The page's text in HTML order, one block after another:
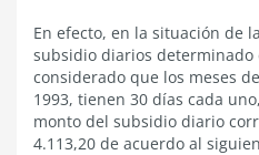
En efecto, en la situación de
subsidio diarios determinado
considerado que los meses
1993, tienen 30 días cada
monto del subsidio diario
4.113,20 de acuerdo al